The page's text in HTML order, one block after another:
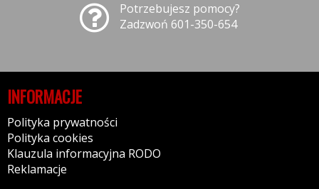
Potrzebujesz pomocy?
Zadzwoń 601-350-654
INFORMACJE
Polityka prywatności
Polityka cookies
Klauzula informacyjna RODO
Reklamacje